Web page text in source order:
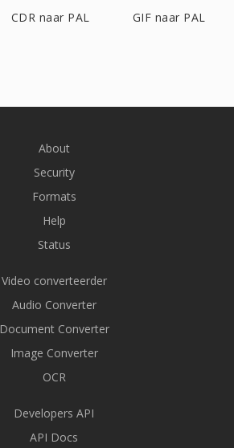
CDR naar PAL GIF naar PAL
About
Security
Formats
Help
Status
Video converteerder
Audio Converter
Document Converter
Image Converter
OCR
Developers API
API Docs